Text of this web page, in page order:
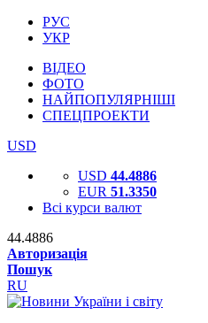
РУС
УКР
ВІДЕО
ФОТО
НАЙПОПУЛЯРНІШІ
СПЕЦПРОЕКТИ
USD
USD 44.4886
EUR 51.3350
Всі курси валют
44.4886
Авторизація
Пошук
RU